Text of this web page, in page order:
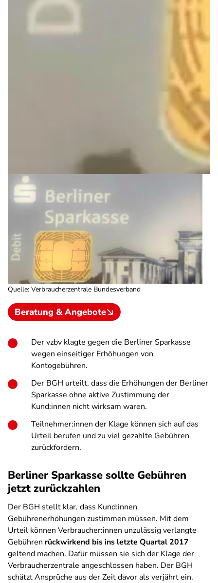
Quelle: Verbraucherzentrale Bundesverband
Beratung & Angebote
Der vzbv klagte gegen die Berliner Sparkasse
wegen einseitiger Erhöhungen von
Kontogebühren.
Der BGH urteilt, dass die Erhöhungen der Berliner
Sparkasse ohne aktive Zustimmung der
Kund:innen nicht wirksam waren.
Teilnehmer:innen der Klage können sich auf das
Urteil berufen und zu viel gezahlte Gebühren
zurückfordern.
Berliner Sparkasse sollte Gebühren
jetzt zurückzahlen
Der BGH stellt klar, dass Kund:innen
Gebührenerhöhungen zustimmen müssen. Mit dem
Urteil können Verbraucher:innen unzulässig verlangte
Gebühren rückwirkend bis ins letzte Quartal 2017
geltend machen. Dafür müssen sie sich der Klage der
Verbraucherzentrale angeschlossen haben. Der BGH
schätzt Ansprüche aus der Zeit davor als verjährt ein.